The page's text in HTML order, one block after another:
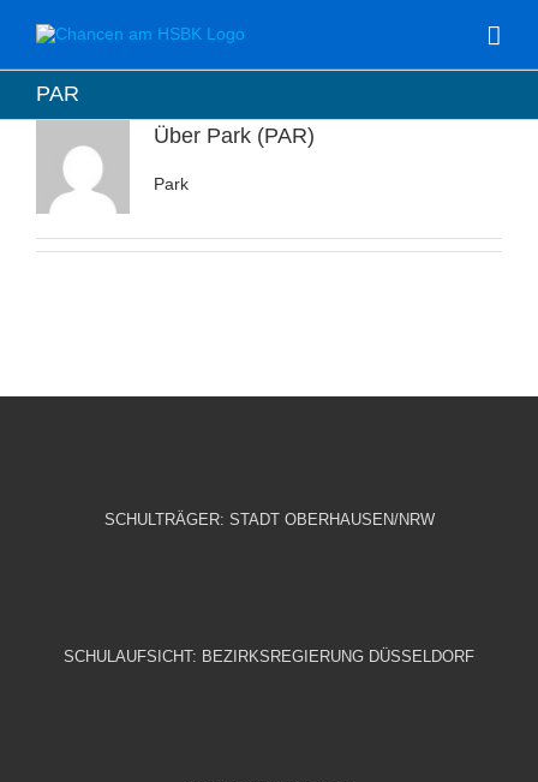
Inhalt
springen
PAR
Über Park (PAR)
Park
SCHULTRÄGER: STADT OBERHAUSEN/NRW
SCHULAUFSICHT: BEZIRKSREGIERUNG DÜSSELDORF